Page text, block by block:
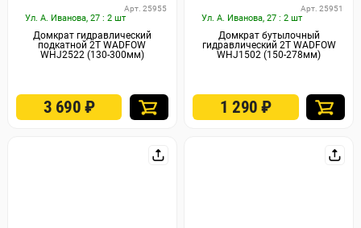
Ул. А. Иванова, 27 : 2 шт
Арт. 25955
Домкрат гидравлический
подкатной 2Т WADFOW
WHJ2522 (130-300мм)
3 690 ₽
Ул. А. Иванова, 27 : 2 шт
Арт. 25951
Домкрат бутылочный
гидравлический 2Т WADFOW
WHJ1502 (150-278мм)
1 290₽